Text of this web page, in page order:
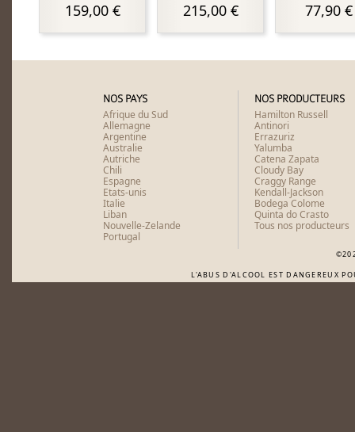
159,00 € 215,00 € 77,90 €
NOS PAYS
Afrique du Sud
Allemagne
Argentine
Australie
Autriche
Chili
Espagne
Etats-unis
Italie
Liban
Nouvelle-Zelande
Portugal
NOS PRODUCTEURS
Hamilton Russell
Antinori
Errazuriz
Yalumba
Catena Zapata
Cloudy Bay
Craggy Range
Kendall-Jackson
Bodega Colome
Quinta do Crasto
Tous nos producteurs
L'ABUS D'ALCOOL EST DANGEREUX